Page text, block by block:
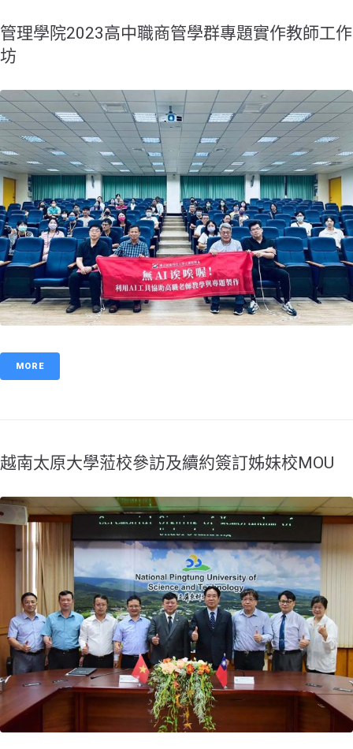
管理學院2023高中職商管學群專題實作教師工作
坊
MORE
越南太原大學蒞校參訪及續約簽訂姊妹校MOU